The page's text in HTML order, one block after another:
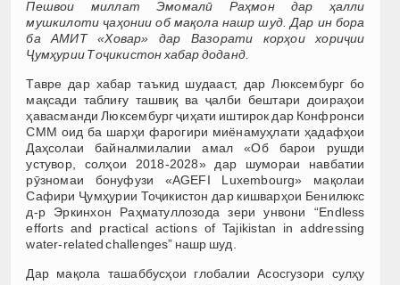
Пешвои миллат Эмомалӣ Раҳмон дар ҳалли
мушкилоти ҷаҳонии об мақола нашр шуд. Дар ин бора
ба АМИТ «Ховар» дар Вазорати корҳои хориҷии
Ҷумҳурии Тоҷикистон хабар доданд.
Тавре дар хабар таъкид шудааст, дар Люксембург бо
мақсади таблиғу ташвиқ ва ҷалби бештари доираҳои
ҳавасманди Люксембург ҷиҳати иштирок дар Конфронси
СММ оид ба шарҳи фарогири миёнамуҳлати ҳадафҳои
Даҳсолаи байналмилалии амал «Об барои рушди
устувор, солҳои 2018-2028» дар шумораи навбатии
рӯзномаи бонуфузи «AGEFI Luxembourg» мақолаи
Сафири Ҷумҳурии Тоҷикистон дар кишварҳои Бенилюкс
д-р Эркинхон Раҳматуллозода зери унвони “Endless
efforts and practical actions of Tajikistan in addressing
water-related challenges” нашр шуд.
Дар мақола ташаббусҳои глобалии Асосгузори сулҳу